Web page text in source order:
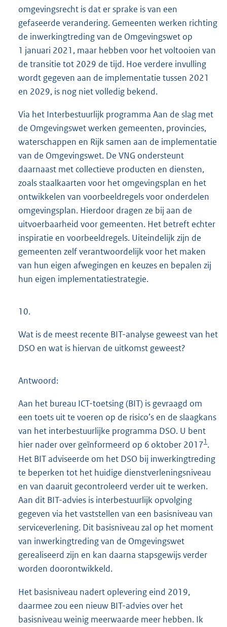
omgevingsrecht is dat er sprake is van een
gefaseerde verandering. Gemeenten werken richting
de inwerkingtreding van de Omgevingswet op
1 januari 2021, maar hebben voor het voltooien van
de transitie tot 2029 de tijd. Hoe verdere invulling
wordt gegeven aan de implementatie tussen 2021
en 2029, is nog niet volledig bekend.
Via het Interbestuurlijk programma Aan de slag met
de Omgevingswet werken gemeenten, provincies,
waterschappen en Rijk samen aan de implementatie
van de Omgevingswet. De VNG ondersteunt
daarnaast met collectieve producten en diensten,
zoals staalkaarten voor het omgevingsplan en het
ontwikkelen van voorbeeldregels voor onderdelen
omgevingsplan. Hierdoor dragen ze bij aan de
uitvoerbaarheid voor gemeenten. Het betreft echter
inspiratie en voorbeeldregels. Uiteindelijk zijn de
gemeenten zelf verantwoordelijk voor het maken
van hun eigen afwegingen en keuzes en bepalen zij
hun eigen implementatiestrategie.
10.
Wat is de meest recente BIT-analyse geweest van het
DSO en wat is hiervan de uitkomst geweest?
Antwoord:
Aan het bureau ICT-toetsing (BIT) is gevraagd om
een toets uit te voeren op de risico’s en de slaagkans
van het interbestuurlijke programma DSO. U bent
hier nader over geïnformeerd op 6 oktober 20171.
Het BIT adviseerde om het DSO bij inwerkingtreding
te beperken tot het huidige dienstverleningsniveau
en van daaruit gecontroleerd verder uit te werken.
Aan dit BIT-advies is interbestuurlijk opvolging
gegeven via het vaststellen van een basisniveau van
serviceverlening. Dit basisniveau zal op het moment
van inwerkingtreding van de Omgevingswet
gerealiseerd zijn en kan daarna stapsgewijs verder
worden doorontwikkeld.
Het basisniveau nadert oplevering eind 2019,
daarmee zou een nieuw BIT-advies over het
basisniveau weinig meerwaarde meer hebben. Ik